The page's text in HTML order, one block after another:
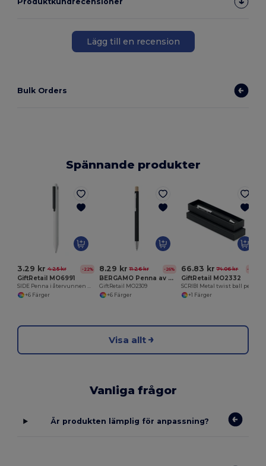
Lägg till en recension
Bulk Orders
Spännande produkter
3.29 kr 4.25 kr -22%
GiftRetail MO6991
SIDE Penna i återvunnen ABS
+6 Färger
8.29 kr 11.26 kr -26%
BERGAMO Penna av återvunnet aluminium
GiftRetail MO2309
+6 Färger
66.83 kr 74.06 kr -10%
GiftRetail MO2332
+1 Färger
Visa allt
Vanliga frågor
Är produkten lämplig för anpassning?